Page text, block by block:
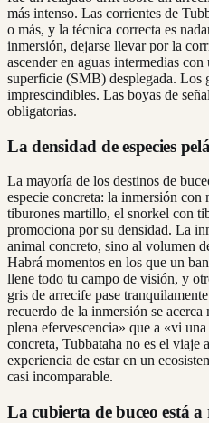
más intenso. Las corrientes de
o más, y la técnica correcta es
inmersión, dejarse llevar por la
ascender en aguas intermedias
superficie (SMB) desplegada. Los
imprescindibles. Las boyas de
obligatorias.
La densidad de especies
La mayoría de los destinos de
especie concreta: la inmersión con
tiburones martillo, el snorkel con
promociona por su densidad. La
animal concreto, sino al volumen
Habrá momentos en los que un
llene todo tu campo de visión, y
gris de arrecife pase
recuerdo de la inmersión se acerca
plena efervescencia» que a «vi
concreta, Tubbataha no es el viaje
experiencia de estar en un
casi incomparable.
La cubierta de buceo está a